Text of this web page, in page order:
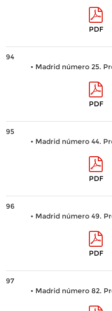
PDF
94
• Madrid número 25.
PDF
95
• Madrid número 44.
PDF
96
• Madrid número 49.
PDF
97
• Madrid número 82.